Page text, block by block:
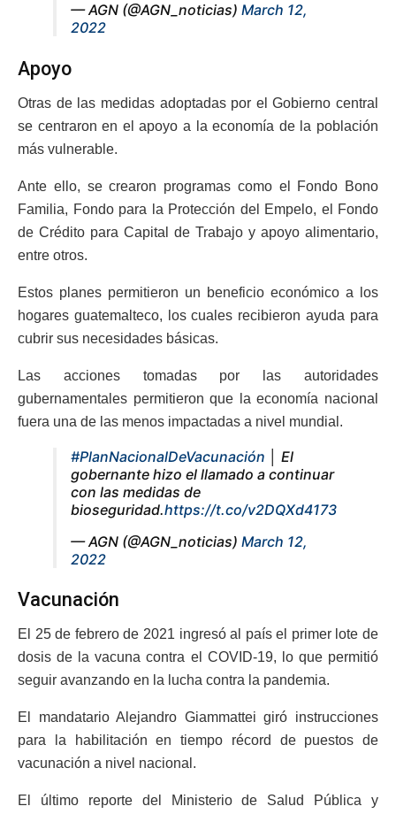
— AGN (@AGN_noticias) March 12,
2022
Apoyo
Otras de las medidas adoptadas por el Gobierno central
se centraron en el apoyo a la economía de la población
más vulnerable.
Ante ello, se crearon programas como el Fondo Bono
Familia, Fondo para la Protección del Empelo, el Fondo
de Crédito para Capital de Trabajo y apoyo alimentario,
entre otros.
Estos planes permitieron un beneficio económico a los
hogares guatemalteco, los cuales recibieron ayuda para
cubrir sus necesidades básicas.
Las acciones tomadas por las autoridades
gubernamentales permitieron que la economía nacional
fuera una de las menos impactadas a nivel mundial.
#PlanNacionalDeVacunación │ El
gobernante hizo el llamado a continuar
con las medidas de
bioseguridad.https://t.co/v2DQXd4173
— AGN (@AGN_noticias) March 12,
2022
Vacunación
El 25 de febrero de 2021 ingresó al país el primer lote de
dosis de la vacuna contra el COVID-19, lo que permitió
seguir avanzando en la lucha contra la pandemia.
El mandatario Alejandro Giammattei giró instrucciones
para la habilitación en tiempo récord de puestos de
vacunación a nivel nacional.
El último reporte del Ministerio de Salud Pública y